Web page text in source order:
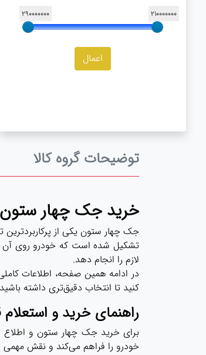
290000000 210000000
توضیحات گروه کالا
خرید جک چهار ستون
جک چهار ستون یکی از پرکاربردترین
تشکیل شده است که خودرو روی آن
لازم را انجام دهد.
در ادامه همین صفحه، اطلاعات
کنید تا انتخاب دقیق‌تری داشته
راهنمای خرید و
برای خرید جک چهار ستون و اطلاع
خودرو را فراهم می‌کند و نقش مهمی